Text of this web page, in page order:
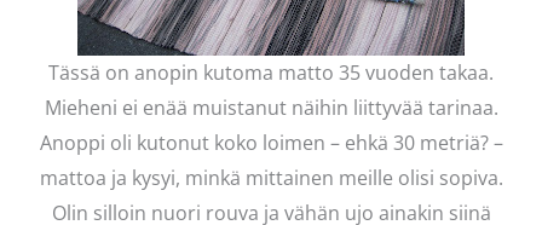
Tässä on anopin kutoma matto 35 vuoden takaa.
Mieheni ei enää muistanut näihin liittyvää tarinaa.
Anoppi oli kutonut koko loimen – ehkä 30 metriä? –
mattoa ja kysyi, minkä mittainen meille olisi sopiva.
Olin silloin nuori rouva ja vähän ujo ainakin siinä